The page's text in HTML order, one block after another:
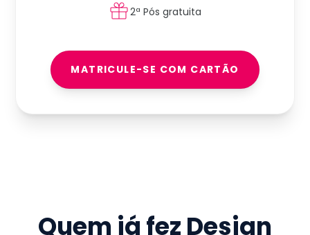
2ª Pós gratuita
MATRICULE-SE COM CARTÃO
Quem já fez Design